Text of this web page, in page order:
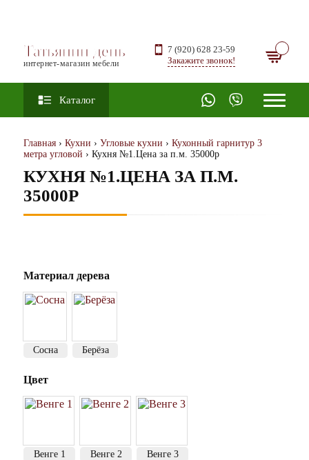
Татьянин день
интернет-магазин мебели
7 (920) 628 23-59
Закажите звонок!
Каталог
Главная › Кухни › Угловые кухни › Кухонный гарнитур 3
метра угловой › Кухня №1.Цена за п.м. 35000р
КУХНЯ №1.ЦЕНА ЗА П.М.
35000Р
Материал дерева
Сосна Берёза
Цвет
Венге 1 Венге 2 Венге 3